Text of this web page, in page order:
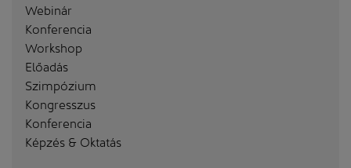
Webinár
Konferencia
Workshop
Előadás
Szimpózium
Kongresszus
Konferencia
Képzés & Oktatás